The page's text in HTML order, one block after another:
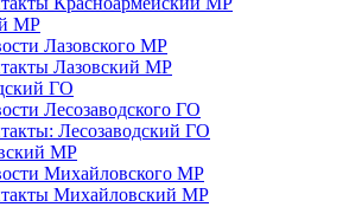
МР
Лазовского МР
Лазовский МР
ГО
Лесозаводского ГО
Лесозаводский ГО
МР
Михайловского МР
Михайловский МР